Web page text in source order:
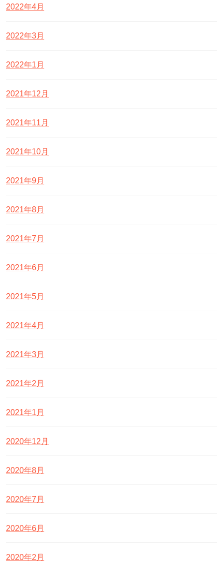
2022年4月
2022年3月
2022年1月
2021年12月
2021年11月
2021年10月
2021年9月
2021年8月
2021年7月
2021年6月
2021年5月
2021年4月
2021年3月
2021年2月
2021年1月
2020年12月
2020年8月
2020年7月
2020年6月
2020年2月